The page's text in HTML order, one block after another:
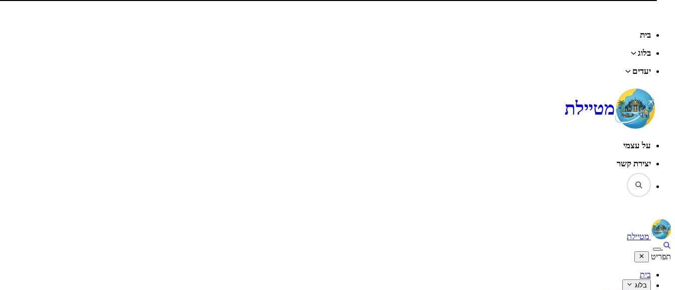
בית
בלוג
יעדים
מטיילת
על עצמי
יצירת קשר
מטיילת
תפריט
בית
בלוג